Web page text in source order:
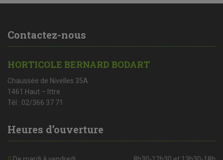
Contactez-nous
HORTICOLE BERNARD BODART
Chaussée de Nivelles 35A
1461 Haut – Ittre
Tél : 02/366 37 71
Heures d’ouverture